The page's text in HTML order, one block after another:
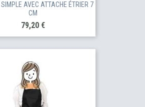
SIMPLE AVEC ATTACHE ÉTRIER 7
CM
Prix
79,20 €